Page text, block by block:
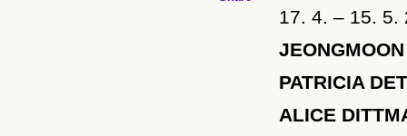
17. 4. – 15.
PATRICIA
ALICE